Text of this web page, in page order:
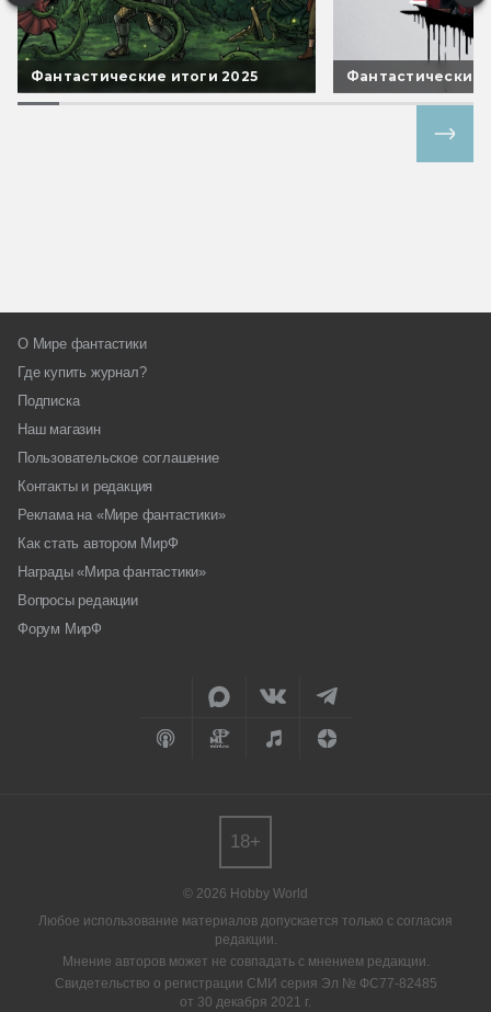
Фантастические итоги 2025 Фантастические
О Мире фантастики
Где купить журнал?
Подписка
Наш магазин
Пользовательское соглашение
Контакты и редакция
Реклама на «Мире фантастики»
Как стать автором МирФ
Награды «Мира фантастики»
Вопросы редакции
Форум МирФ
© 2026 Hobby World
Любое использование материалов допускается только с согласия
редакции.
Мнение авторов может не совпадать с мнением редакции.
Свидетельство о регистрации СМИ серия Эл № ФС77-82485
от 30 декабря 2021 г.
18+